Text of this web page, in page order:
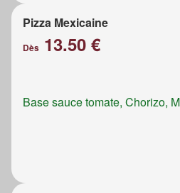
Pizza Mexicaine
Dès 13.50 €
Base sauce tomate, Chorizo,